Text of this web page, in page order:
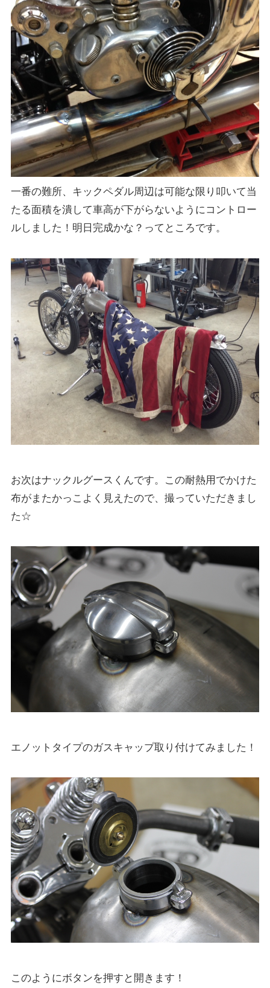
一番の難所、キックペダル周辺は可能な限り叩いて当
たる面積を潰して車高が下がらないようにコントロー
ルしました！明日完成かな？ってところです。
お次はナックルグースくんです。この耐熱用でかけた
布がまたかっこよく見えたので、撮っていただきまし
た☆
エノットタイプのガスキャップ取り付けてみました！
このようにボタンを押すと開きます！